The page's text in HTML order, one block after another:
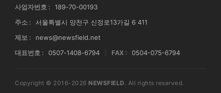
사업자번호 :
189-70-00193
주소 :
서울특별시 양천구 신정로13가길 6 411
제보 :
news@newsfield.net
대표번호 :
0507-1408-6794 FAX : 0504-075-6794
Copyright © 2016-2026 NEWSFIELD . All rights reserved.